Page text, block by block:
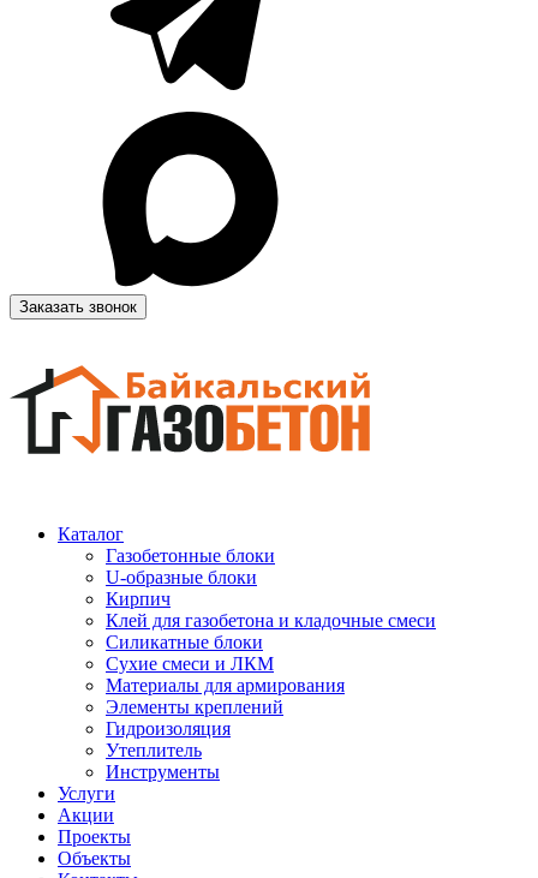
Заказать звонок
Каталог
Газобетонные блоки
U-образные блоки
Кирпич
Клей для газобетона и кладочные смеси
Силикатные блоки
Сухие смеси и ЛКМ
Материалы для армирования
Элементы креплений
Гидроизоляция
Утеплитель
Инструменты
Услуги
Акции
Проекты
Объекты